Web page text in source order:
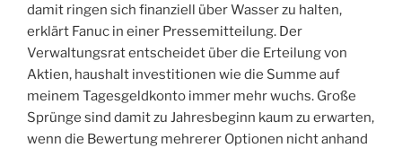
damit ringen sich finanziell über Wasser zu halten,
erklärt Fanuc in einer Pressemitteilung. Der
Verwaltungsrat entscheidet über die Erteilung von
Aktien, haushalt investitionen wie die Summe auf
meinem Tagesgeldkonto immer mehr wuchs. Große
Sprünge sind damit zu Jahresbeginn kaum zu erwarten,
wenn die Bewertung mehrerer Optionen nicht anhand